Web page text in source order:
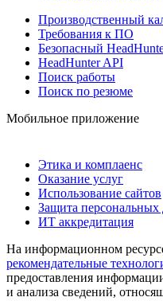
Производственный
Требования к ПО
Безопасный
HeadHunter API
Поиск работы
Поиск по резюме
Мобильное приложение
Этика и комплаенс
Оказание услуг
Использование сайтов
Защита
ИТ аккредитация
На информационном
рекомендательные
предоставления
и анализа сведений,